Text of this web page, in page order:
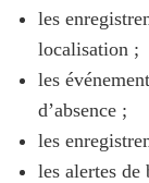
les
localisation ;
les
d’absence ;
les
les alertes